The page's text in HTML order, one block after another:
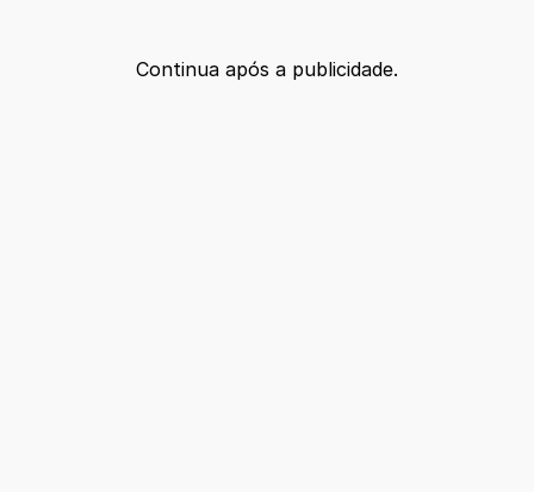
Continua após a publicidade.